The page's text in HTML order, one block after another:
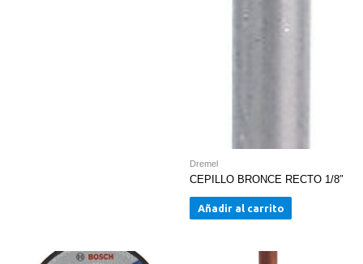
Dremel
CEPILLO BRONCE RECTO 1/8″
Añadir al carrito